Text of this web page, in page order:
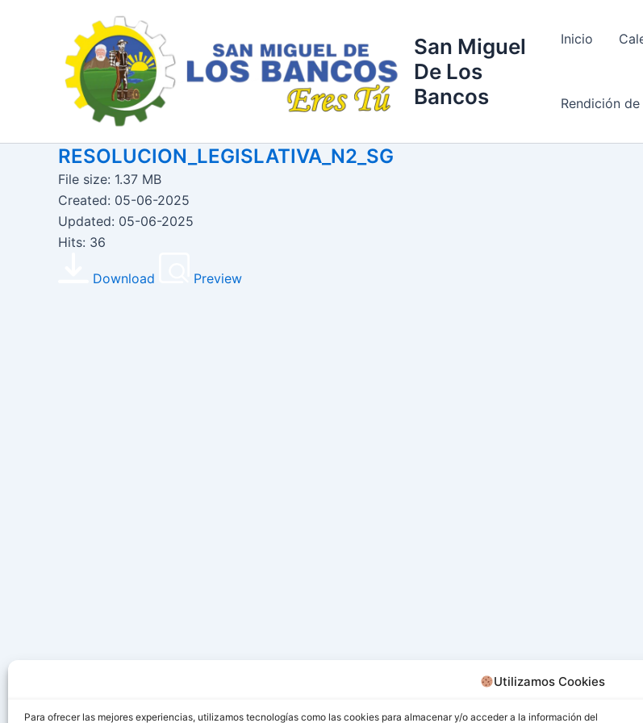
Utilizamos Cookies
Para ofrecer las mejores experiencias, utilizamos tecnologías como las cookies para almacenar y/o acceder a la información del
San Miguel
De Los
Bancos
Inicio
Rendición
RESOLUCION_LEGISLATIVA_N2_SG
File size: 1.37 MB
Created: 05-06-2025
Updated: 05-06-2025
Hits: 36
Download Preview